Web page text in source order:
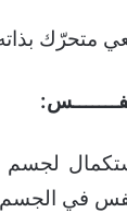
لجسم
في